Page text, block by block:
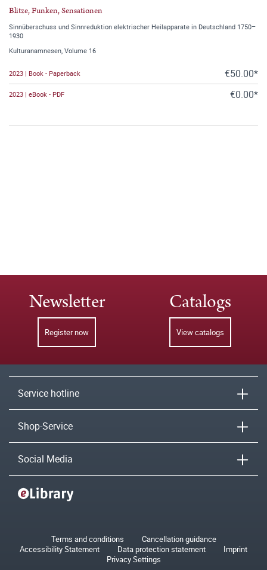
Blitze, Funken, Sensationen
Sinnüberschuss und Sinnreduktion elektrischer Heilapparate in Deutschland 1750–
1930
Kulturanamnesen, Volume 16
2023 | Book - Paperback €50.00*
2023 | eBook - PDF €0.00*
Newsletter
Register now
Catalogs
View catalogs
Service hotline
Shop-Service
Social Media
Terms and conditions
Cancellation guidance
Accessibility Statement
Data protection statement
Imprint
Privacy Settings